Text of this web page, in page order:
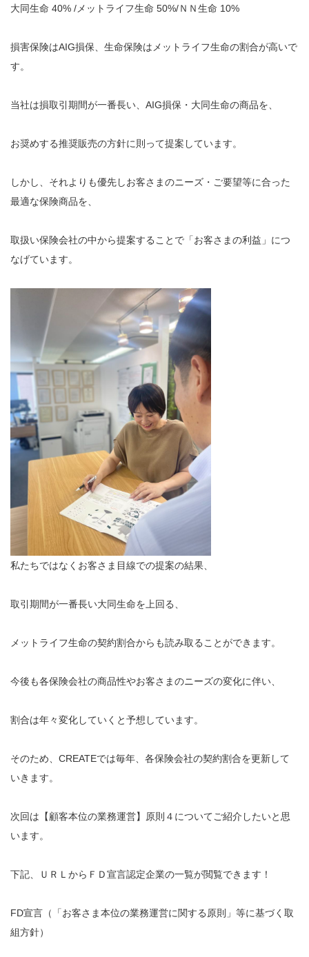
大同生命 40% /メットライフ生命 50%/ＮＮ生命 10%
損害保険はAIG損保、生命保険はメットライフ生命の割合が高いで
す。
当社は損取引期間が一番長い、AIG損保・大同生命の商品を、
お奨めする推奨販売の方針に則って提案しています。
しかし、それよりも優先しお客さまのニーズ・ご要望等に合った
最適な保険商品を、
取扱い保険会社の中から提案することで「お客さまの利益」につ
なげています。
私たちではなくお客さま目線での提案の結果、
取引期間が一番長い大同生命を上回る、
メットライフ生命の契約割合からも読み取ることができます。
今後も各保険会社の商品性やお客さまのニーズの変化に伴い、
割合は年々変化していくと予想しています。
そのため、CREATEでは毎年、各保険会社の契約割合を更新して
いきます。
次回は【顧客本位の業務運営】原則４についてご紹介したいと思
います。
下記、ＵＲＬからＦＤ宣言認定企業の一覧が閲覧できます！
FD宣言（「お客さま本位の業務運営に関する原則」等に基づく取
組方針）